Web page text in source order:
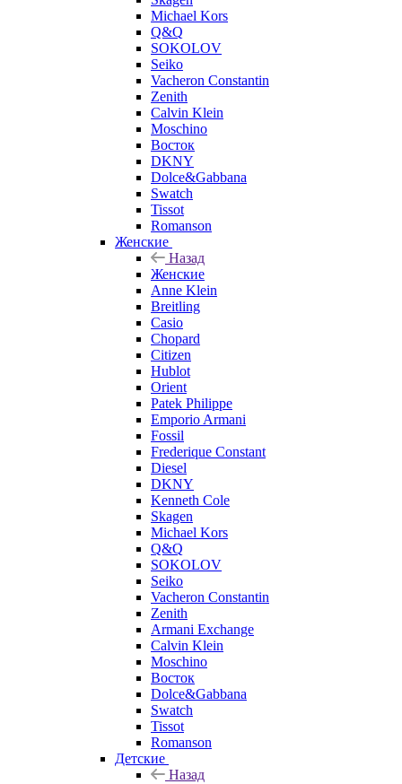
Michael Kors
Q&Q
SOKOLOV
Seiko
Vacheron Constantin
Zenith
Calvin Klein
Moschino
Восток
DKNY
Dolce&Gabbana
Swatch
Tissot
Romanson
Женские
Назад
Женские
Anne Klein
Breitling
Casio
Chopard
Citizen
Hublot
Orient
Patek Philippe
Emporio Armani
Fossil
Frederique Constant
Diesel
DKNY
Kenneth Cole
Skagen
Michael Kors
Q&Q
SOKOLOV
Seiko
Vacheron Constantin
Zenith
Armani Exchange
Calvin Klein
Moschino
Восток
Dolce&Gabbana
Swatch
Tissot
Romanson
Детские
Назад